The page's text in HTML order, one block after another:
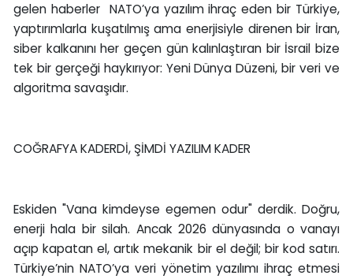
gelen haberler NATO’ya yazılım ihraç eden bir Türkiye,
yaptırımlarla kuşatılmış ama enerjisiyle direnen bir İran,
siber kalkanını her geçen gün kalınlaştıran bir İsrail bize
tek bir gerçeği haykırıyor: Yeni Dünya Düzeni, bir veri ve
algoritma savaşıdır.
COĞRAFYA KADERDİ, ŞİMDİ YAZILIM KADER
Eskiden "Vana kimdeyse egemen odur" derdik. Doğru,
enerji hala bir silah. Ancak 2026 dünyasında o vanayı
açıp kapatan el, artık mekanik bir el değil; bir kod satırı.
Türkiye’nin NATO’ya veri yönetim yazılımı ihraç etmesi